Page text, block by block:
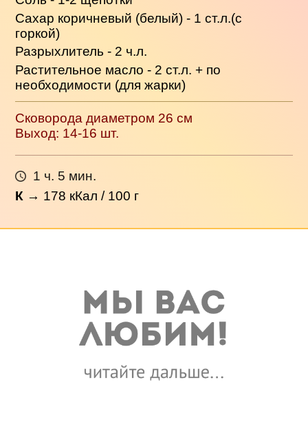
Сахар коричневый (белый) - 1 ст.л.(с
горкой)
Разрыхлитель - 2 ч.л.
Растительное масло - 2 ст.л. + по
необходимости (для жарки)
Сковорода диаметром 26 см
Выход: 14-16 шт.
1 ч. 5 мин.
К → 178 кКал / 100 г